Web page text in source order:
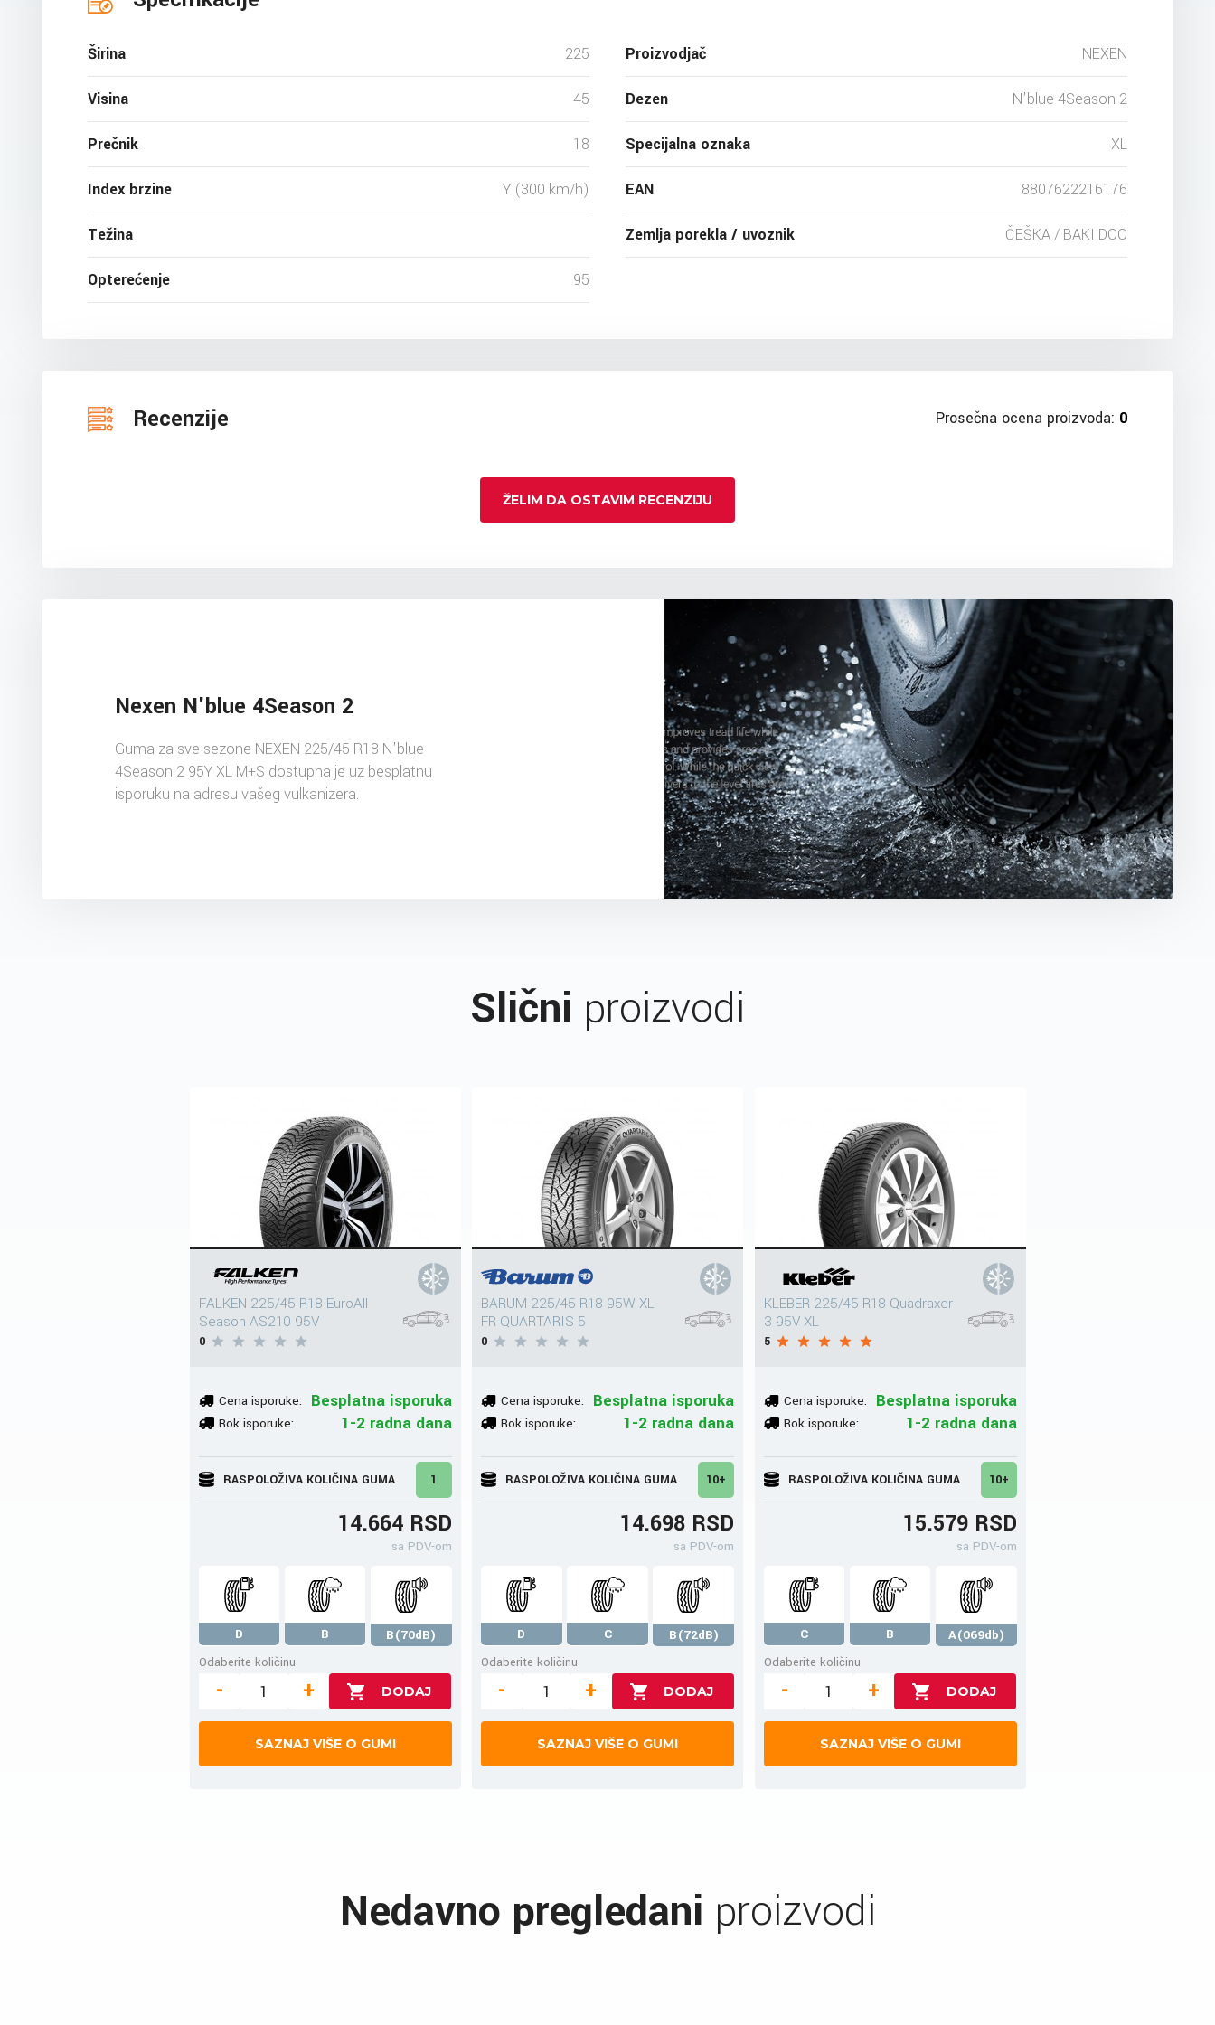
Širina 225
Visina 45
Prečnik 18
Index brzine Y (300 km/h)
Težina
Opterećenje 95
Proizvodjač NEXEN
Dezen N'blue 4Season 2
Specijalna oznaka XL
EAN 8807622216176
Zemlja porekla / uvoznik ČEŠKA / BAKI DOO
Recenzije Prosečna ocena proizvoda: 0
ŽELIM DA OSTAVIM RECENZIJU
Nexen N'blue 4Season 2
Guma za sve sezone NEXEN 225/45 R18 N'blue
4Season 2 95Y XL M+S dostupna je uz besplatnu
isporuku na adresu vašeg vulkanizera.
Slični proizvodi
FALKEN 225/45 R18 EuroAll
Season AS210 95V
0
Cena isporuke: Besplatna isporuka
Rok isporuke: 1-2 radna dana
RASPOLOŽIVA KOLIČINA GUMA 1
14.664 RSD
sa PDV-om
D B
B(70dB)
Odaberite količinu
- +
SAZNAJ VIŠE O GUMI
BARUM 225/45 R18 95W XL
FR QUARTARIS 5
0
Cena isporuke: Besplatna isporuka
Rok isporuke: 1-2 radna dana
RASPOLOŽIVA KOLIČINA GUMA 10+
14.698 RSD
sa PDV-om
D C
B(72dB)
Odaberite količinu
- +
SAZNAJ VIŠE O GUMI
KLEBER 225/45 R18 Quadraxer
3 95V XL
5
Cena isporuke: Besplatna isporuka
Rok isporuke: 1-2 radna dana
RASPOLOŽIVA KOLIČINA GUMA 10+
15.579 RSD
sa PDV-om
C B
A(069db)
Odaberite količinu
- +
SAZNAJ VIŠE O GUMI
Nedavno pregledani proizvodi